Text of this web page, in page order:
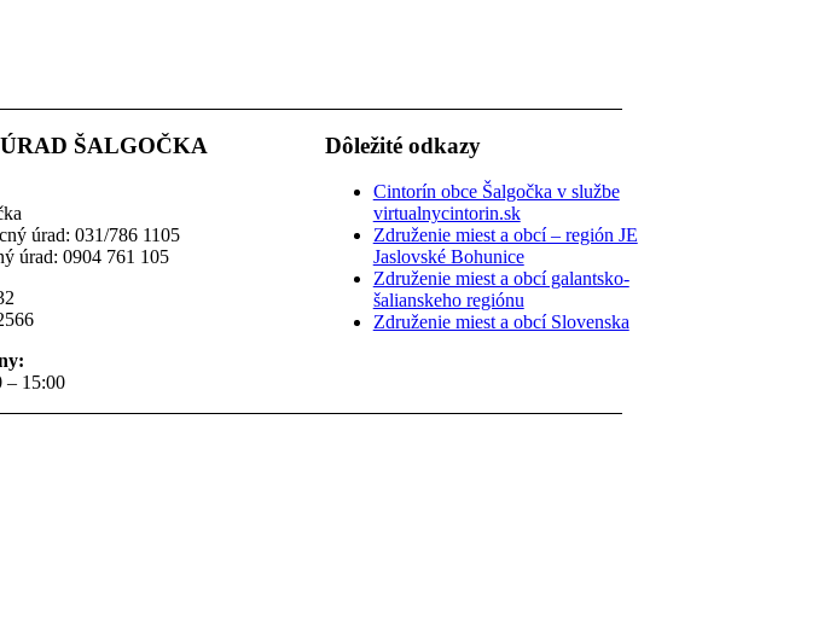
ŠALGOČKA
úrad: 031/786 1105
úrad: 0904 761 105
– 15:00
Dôležité odkazy
Cintorín obce Šalgočka v službe
virtualnycintorin.sk
Združenie miest a obcí – región JE
Jaslovské Bohunice
Združenie miest a obcí galantsko-
šalianskeho regiónu
Združenie miest a obcí Slovenska